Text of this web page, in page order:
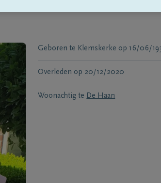
Geboren te Klemskerke op 16/06/
Overleden op 20/12/2020
Woonachtig te De Haan